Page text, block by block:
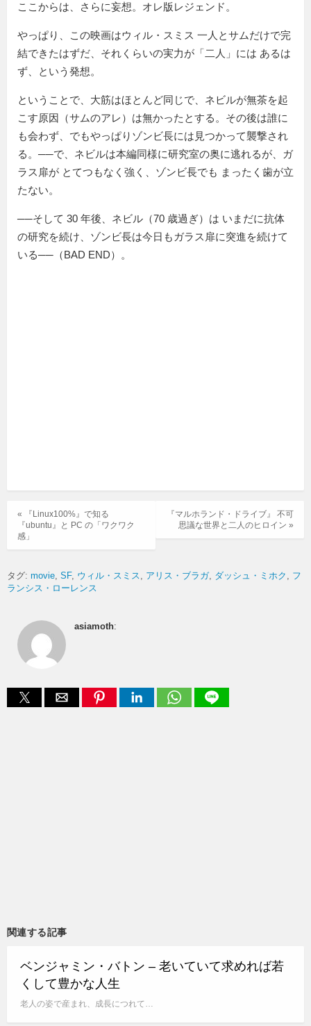
ここからは、さらに妄想。オレ版レジェンド。
やっぱり、この映画はウィル・スミス 一人とサムだけで完
結できたはずだ、それくらいの実力が「二人」には あるは
ず、という発想。
ということで、大筋はほとんど同じで、ネビルが無茶を起
こす原因（サムのアレ）は無かったとする。その後は誰に
も会わず、でもやっぱりゾンビ長には見つかって襲撃され
る。──で、ネビルは本編同様に研究室の奥に逃れるが、ガ
ラス扉が とてつもなく強く、ゾンビ長でも まったく歯が立
たない。
──そして 30 年後、ネビル（70 歳過ぎ）は いまだに抗体
の研究を続け、ゾンビ長は今日もガラス扉に突進を続けて
いる──（BAD END）。
『マルホランド・ドライブ』 不可
思議な世界と二人のヒロイン »
« 『Linux100%』で知る
『ubuntu』と PC の「ワクワク
感」
タグ: movie SF ウィル・スミス アリス・ブラガ ダッシュ・ミホク
フ
ランシス・ローレンス
asiamoth:
関連する記事
ベンジャミン・バトン – 老いていて求めれば若
くして豊かな人生
老人の姿で産まれ、成長につれて…